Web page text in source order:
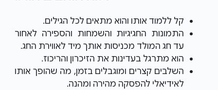
קל ללמוד אותו והוא מתאים לכל הגילים.
התמונות החגיגיות והשמחות והספירה לאחור
עד חג המולד מכניסות אותך מיד לאווירת החג.
הוא מתרגל בעדינות את הזיכרון והריכוז.
השלבים קצרים ומוגבלים בזמן, מה שהופך אותו
לאידיאלי להפסקה מהירה ומהנה.